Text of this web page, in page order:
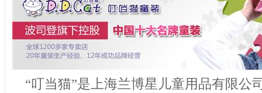
“叮当猫”是上海兰博星儿童用品有限公